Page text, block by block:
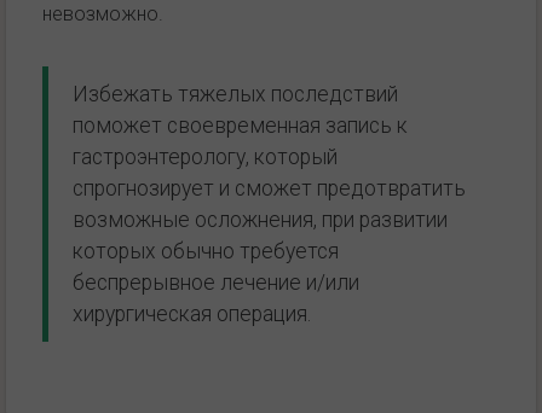
невозможно.
Избежать тяжелых последствий
поможет своевременная запись к
гастроэнтерологу, который
спрогнозирует и сможет предотвратить
возможные осложнения, при развитии
которых обычно требуется
беспрерывное лечение и/или
хирургическая операция.